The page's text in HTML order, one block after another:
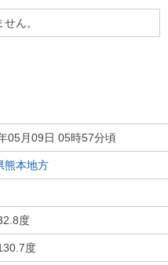
ん。
05月09日 05時57分頃
熊本地方
度
度